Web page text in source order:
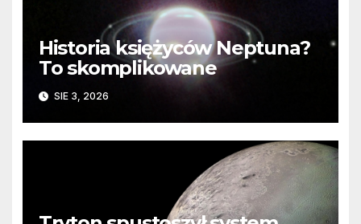
Historia księżyców Neptuna?
To skomplikowane
SIE 3, 2026